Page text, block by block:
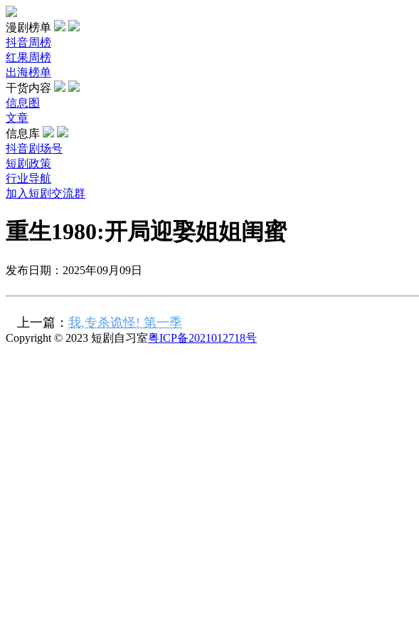
漫剧榜单
抖音周榜
红果周榜
出海榜单
干货内容
信息图
文章
信息库
抖音剧场号
短剧政策
行业导航
加入短剧交流群
重生1980:开局迎娶姐姐闺蜜
发布日期：2025年09月09日
上一篇： 我,专杀诡怪! 第一季
Copyright © 2023 短剧自习室粤ICP备2021012718号